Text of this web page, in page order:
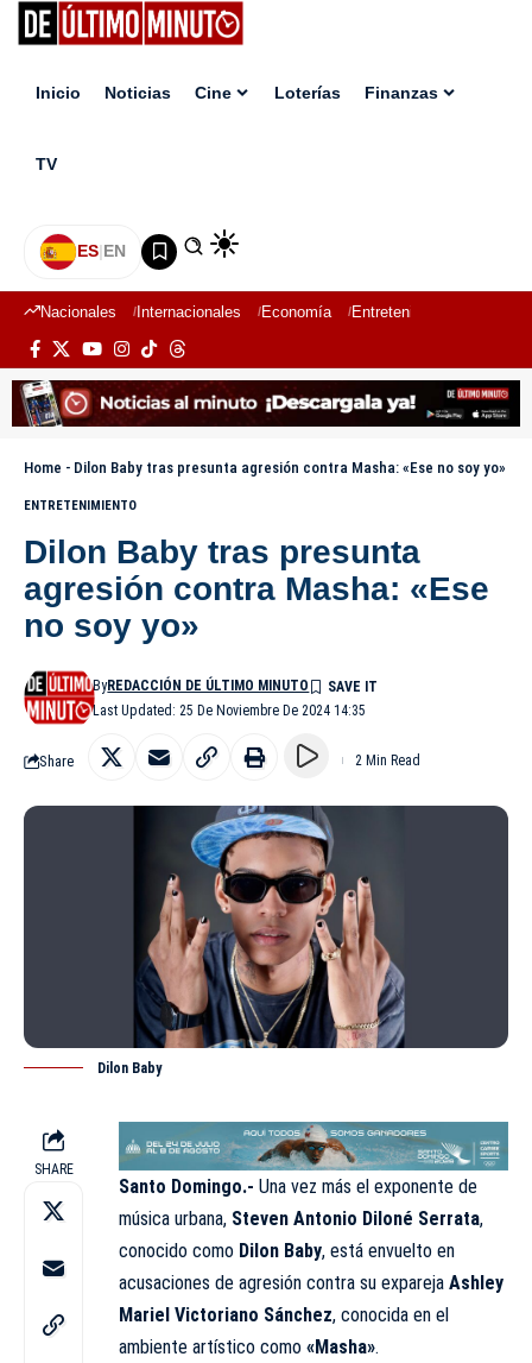
Inicio Noticias Cine Loterías Finanzas
TV
ES|EN
Nacionales Internacionales Economía Entretenimiento
Home - Dilon Baby tras presunta agresión contra Masha: «Ese no soy yo»
ENTRETENIMIENTO
Dilon Baby tras presunta
agresión contra Masha: «Ese
no soy yo»
Last Updated: 25 De Noviembre De 2024 14:35
ByREDACCIÓN DE ÚLTIMO MINUTO
Share 2 Min Read
Dilon Baby
SHARE
Santo Domingo.- Una vez más el exponente de
música urbana, Steven Antonio Diloné Serrata,
conocido como Dilon Baby, está envuelto en
acusaciones de agresión contra su expareja Ashley
Mariel Victoriano Sánchez, conocida en el
ambiente artístico como «Masha».